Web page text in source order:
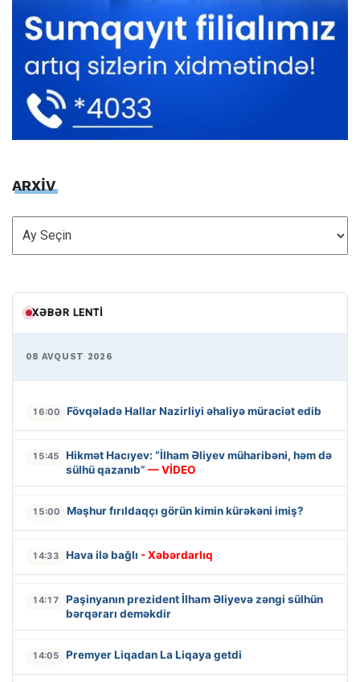
ARXİV
ARXİV
XƏBƏR LENTI
08 AVQUST 2026
16:00 Fövqəladə Hallar Nazirliyi əhaliyə müraciət edib
15:45
Hikmət Hacıyev: “İlham Əliyev müharibəni, həm də
sülhü qazanıb” — VİDEO
15:00 Məşhur fırıldaqçı görün kimin kürəkəni imiş?
14:33 Hava ilə bağlı - Xəbərdarlıq
14:17
Paşinyanın prezident İlham Əliyevə zəngi sülhün
bərqərarı deməkdir
14:05 Premyer Liqadan La Liqaya getdi